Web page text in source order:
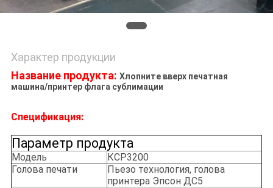
Характер продукции
Название продукта: Хлопните вверх печатная
машина/принтер флага сублимации
Спецификация:
Параметр продукта
Модель
КСР3200
Голова печати
Пьезо технология, голова
принтера Эпсон ДС5